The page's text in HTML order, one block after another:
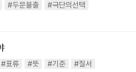
#두문불출 #극단의선택
#표류 #뜻 #기준
#질서